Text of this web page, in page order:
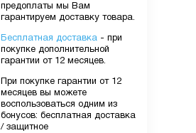
предоплаты мы Вам
гарантируем доставку товара.
Бесплатная доставка - при
покупке дополнительной
гарантии от 12 месяцев.
При покупке гарантии от 12
месяцев вы можете
воспользоваться одним из
бонусов: бесплатная доставка
/ защитное